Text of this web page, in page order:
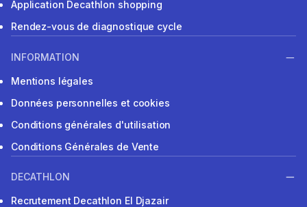
Application Decathlon shopping
Rendez-vous de diagnostique cycle
INFORMATION
Mentions légales
Données personnelles et cookies
Conditions générales d'utilisation
Conditions Générales de Vente
DECATHLON
Recrutement Decathlon El Djazair